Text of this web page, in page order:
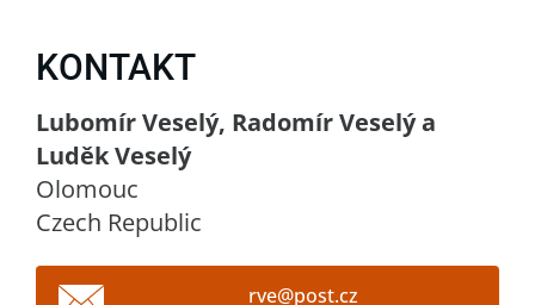
KONTAKT
Lubomír Veselý, Radomír Veselý a
Luděk Veselý
Olomouc
Czech Republic
rve@post.cz